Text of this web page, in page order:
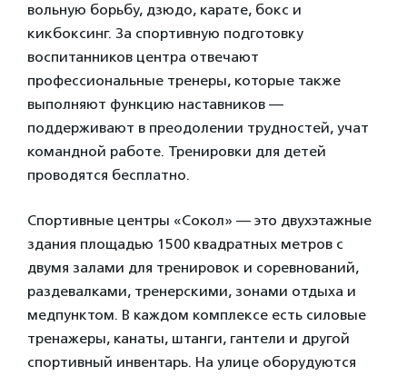
вольную борьбу, дзюдо, карате, бокс и
кикбоксинг. За спортивную подготовку
воспитанников центра отвечают
профессиональные тренеры, которые также
выполняют функцию наставников —
поддерживают в преодолении трудностей, учат
командной работе. Тренировки для детей
проводятся бесплатно.
Спортивные центры «Сокол» — это двухэтажные
здания площадью 1500 квадратных метров с
двумя залами для тренировок и соревнований,
раздевалками, тренерскими, зонами отдыха и
медпунктом. В каждом комплексе есть силовые
тренажеры, канаты, штанги, гантели и другой
спортивный инвентарь. На улице оборудуются